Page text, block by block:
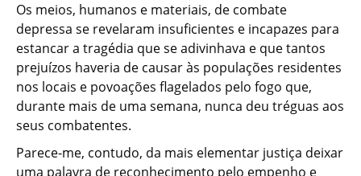
Os meios, humanos e materiais, de combate
depressa se revelaram insuficientes e incapazes para
estancar a tragédia que se adivinhava e que tantos
prejuízos haveria de causar às populações residentes
nos locais e povoações flagelados pelo fogo que,
durante mais de uma semana, nunca deu tréguas aos
seus combatentes.
Parece-me, contudo, da mais elementar justiça deixar
uma palavra de reconhecimento pelo empenho e